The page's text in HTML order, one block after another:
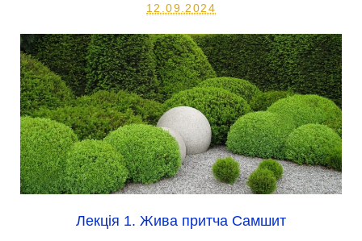
12.09.2024
Лекція 1. Жива притча Самшит